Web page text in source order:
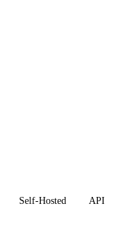
Self-Hosted API